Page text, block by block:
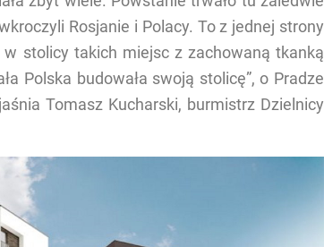
Rosjanie i Polacy. To z jednej strony
stolicy takich miejsc z zachowaną tkanką
Polska budowała swoją stolicę”, o Pradze
Tomasz Kucharski, burmistrz Dzielnicy